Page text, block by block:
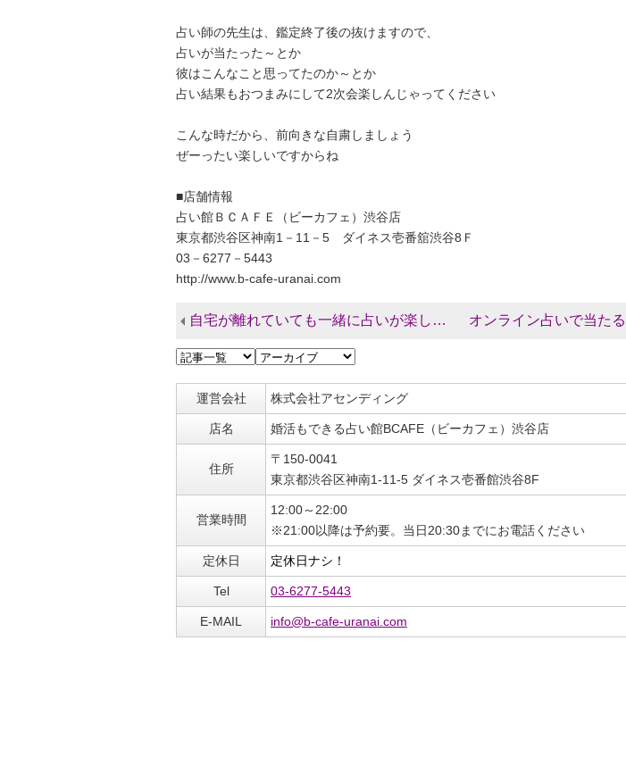
占い師の先生は、鑑定終了後の抜けますので、
占いが当たった～とか
彼はこんなこと思ってたのか～とか
占い結果もおつまみにして2次会楽しんじゃってください
こんな時だから、前向きな自粛しましょう
ぜーったい楽しいですからね
■店舗情報
占い館ＢＣＡＦＥ（ビーカフェ）渋谷店
東京都渋谷区神南1－11－5 ダイネス壱番舘渋谷8Ｆ
03－6277－5443
http://www.b-cafe-uranai.com
自宅が離れていても一緒に占いが楽しめる♡
運営会社 株式会社アセンディング
店名 婚活もできる占い館BCAFE（ビーカフェ）渋谷店
住所
〒150-0041
東京都渋谷区神南1-11-5 ダイネス壱番館渋谷8F
営業時間
12:00～22:00
※21:00以降は予約要。当日20:30までにお電話ください
定休日 定休日ナシ！
Tel 03-6277-5443
E-MAIL info@b-cafe-uranai.com